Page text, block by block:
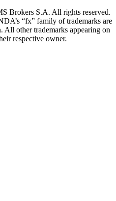
Brokers S.A. All rights reserved.
“fx” family of trademarks are
other trademarks appearing on
respective owner.